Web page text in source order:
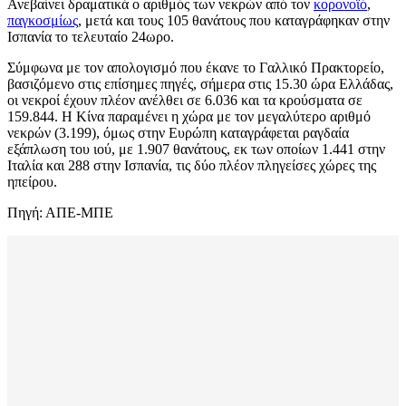
Ανεβαίνει δραματικά ο αριθμός των νεκρών από τον κορονοϊό,
παγκοσμίως, μετά και τους 105 θανάτους που καταγράφηκαν στην
Ισπανία το τελευταίο 24ωρο.
Σύμφωνα με τον απολογισμό που έκανε το Γαλλικό Πρακτορείο,
βασιζόμενο στις επίσημες πηγές, σήμερα στις 15.30 ώρα Ελλάδας,
οι νεκροί έχουν πλέον ανέλθει σε 6.036 και τα κρούσματα σε
159.844. Η Κίνα παραμένει η χώρα με τον μεγαλύτερο αριθμό
νεκρών (3.199), όμως στην Ευρώπη καταγράφεται ραγδαία
εξάπλωση του ιού, με 1.907 θανάτους, εκ των οποίων 1.441 στην
Ιταλία και 288 στην Ισπανία, τις δύο πλέον πληγείσες χώρες της
ηπείρου.
Πηγή: ΑΠΕ-ΜΠΕ